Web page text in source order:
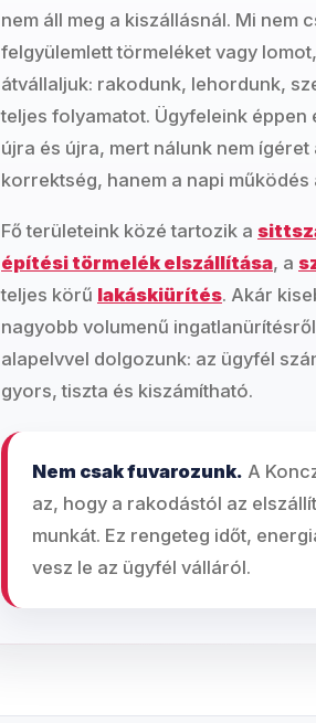
nem áll meg a kiszállásnál. Mi nem
felgyülemlett törmeléket vagy
átvállaljuk: rakodunk, lehordunk,
teljes folyamatot. Ügyfeleink éppen
újra és újra, mert nálunk nem
korrektség, hanem a napi működés
Fő területeink közé tartozik a
építési törmelék elszállítása, a
teljes körű lakáskiürítés. Akár
nagyobb volumenű
alapelvvel dolgozunk: az ügyfél
gyors, tiszta és kiszámítható.
Nem csak fuvarozunk. A
az, hogy a rakodástól az
munkát. Ez rengeteg időt,
vesz le az ügyfél válláról.